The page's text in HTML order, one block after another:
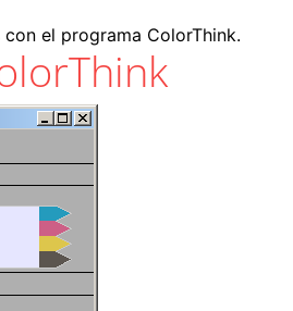
el programa ColorThink.